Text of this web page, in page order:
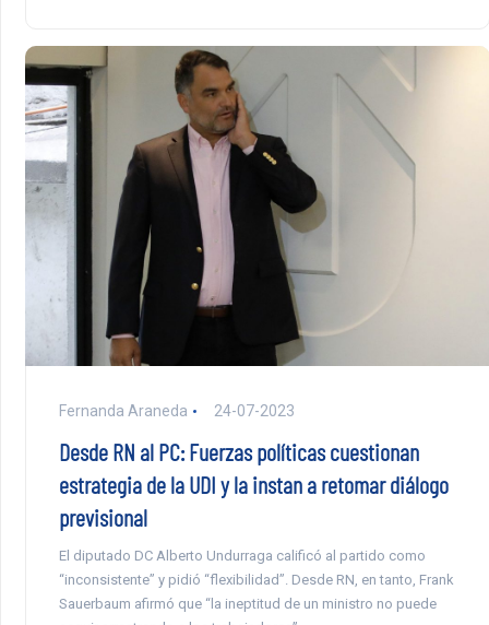
Fernanda Araneda 24-07-2023
Desde RN al PC: Fuerzas políticas cuestionan
estrategia de la UDI y la instan a retomar diálogo
previsional
El diputado DC Alberto Undurraga calificó al partido como
“inconsistente” y pidió “flexibilidad”. Desde RN, en tanto, Frank
Sauerbaum afirmó que “la ineptitud de un ministro no puede